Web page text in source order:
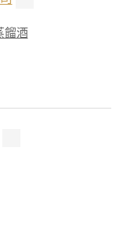
餾酒